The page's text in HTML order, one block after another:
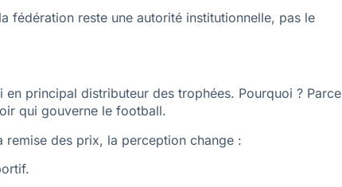
fédération reste une autorité institutionnelle, pas le
principal distributeur des trophées. Pourquoi ? Parce
qui gouverne le football.
remise des prix, la perception change :